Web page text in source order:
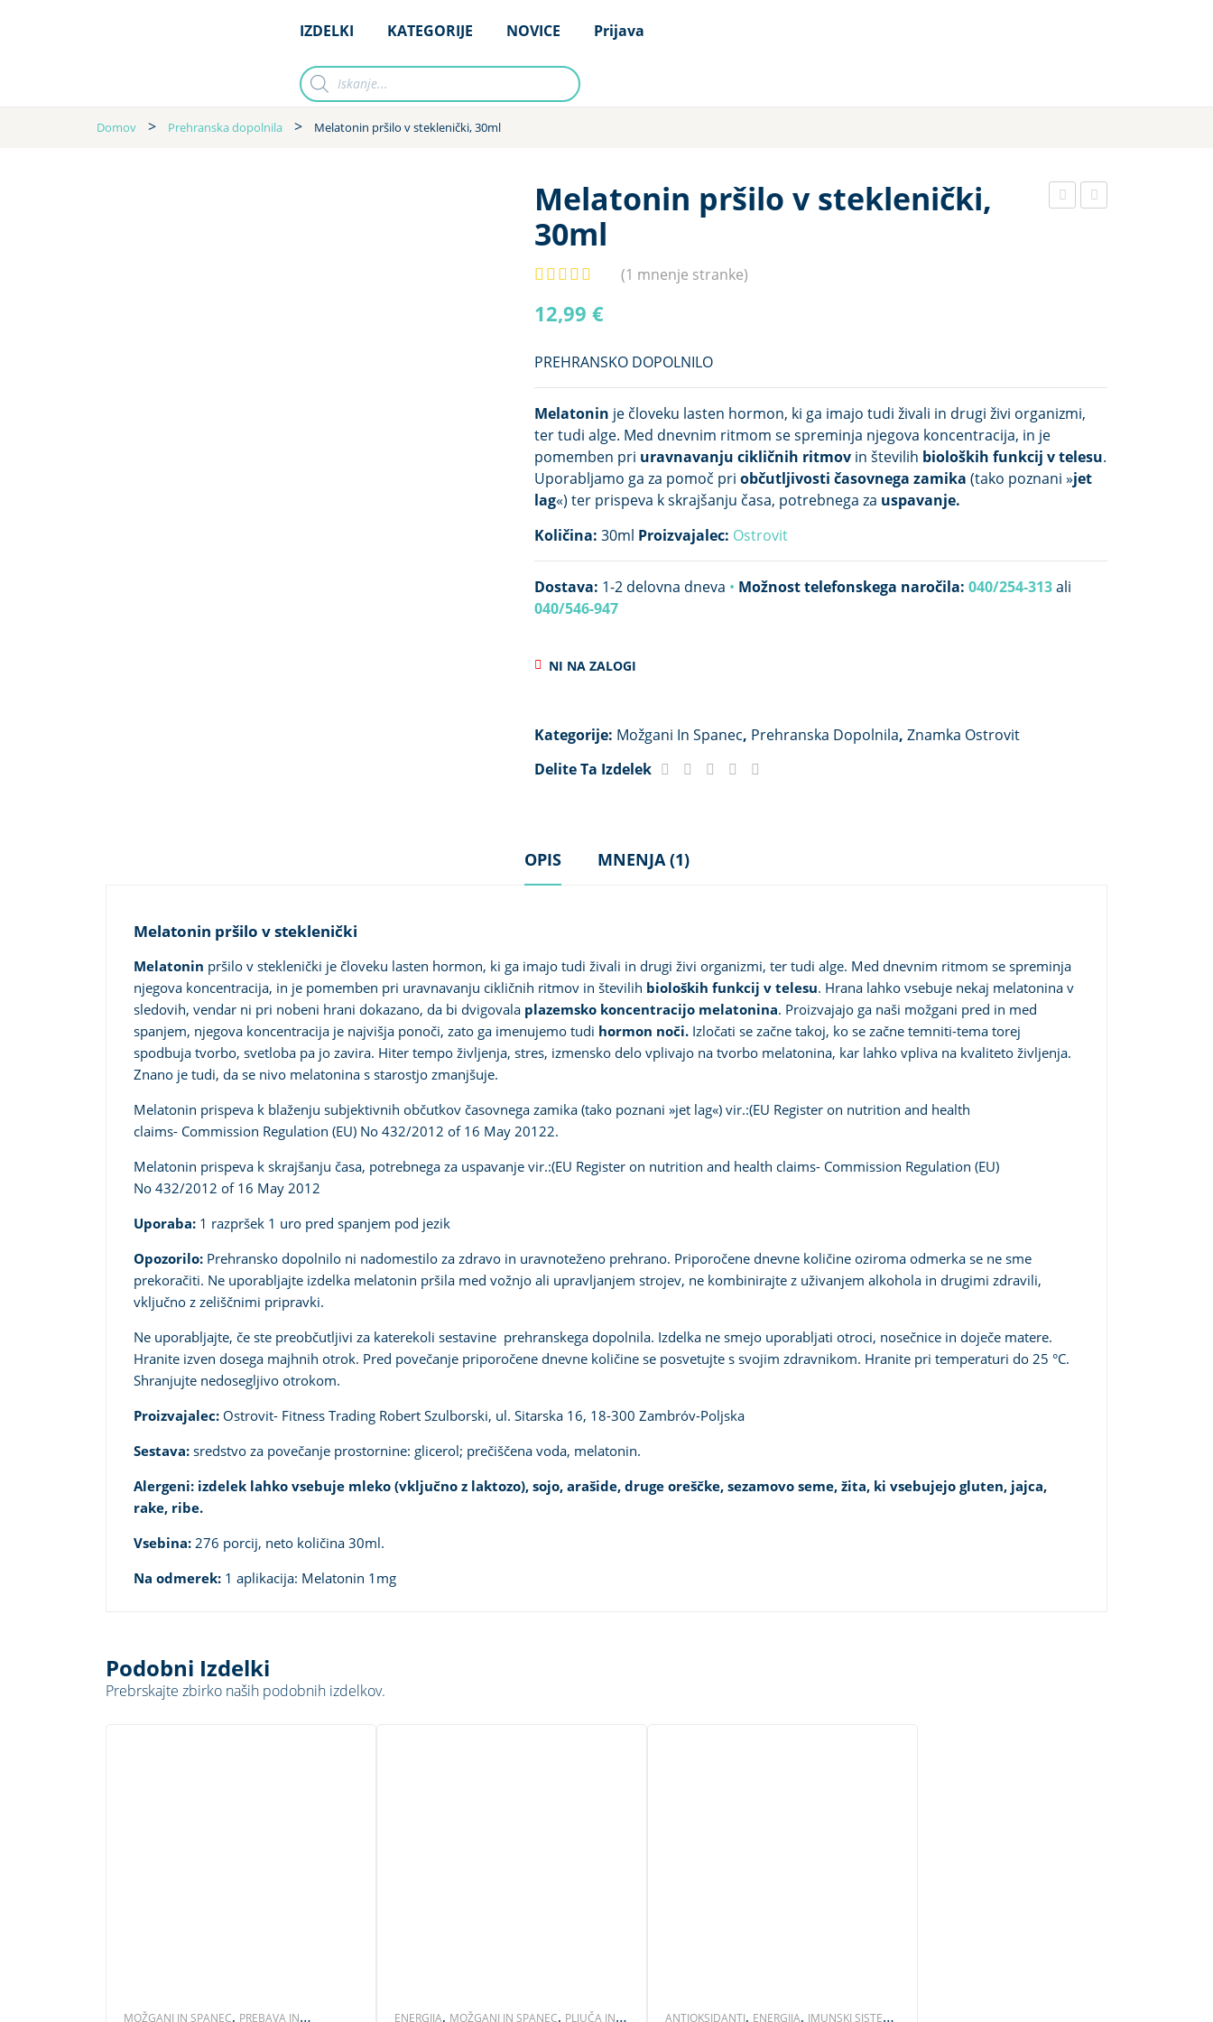
IZDELKI KATEGORIJE NOVICE Prijava
IZDELKI KATEGORIJE
Domov Prehranska dopolnila Melatonin pršilo v steklenički, 30ml
90
kap
sul
Melatonin pršilo v steklenički,
30ml
(1 mnenje stranke)
12,99 €
PREHRANSKO DOPOLNILO
Melatonin je človeku lasten hormon, ki ga imajo tudi živali in drugi živi organizmi,
ter tudi alge. Med dnevnim ritmom se spreminja njegova koncentracija, in je
pomemben pri uravnavanju cikličnih ritmov in številih bioloških funkcij v telesu.
Uporabljamo ga za pomoč pri občutljivosti časovnega zamika (tako poznani »jet
lag«) ter prispeva k skrajšanju časa, potrebnega za uspavanje.
Količina: 30ml Proizvajalec: Ostrovit
Dostava: 1-2 delovna dneva • Možnost telefonskega naročila: 040/254-313ali
040/546-947
NI NA ZALOGI
Kategorije: Možgani In Spanec, Prehranska Dopolnila, Znamka Ostrovit
Delite Ta Izdelek
OPIS MNENJA (1)
Melatonin pršilo v steklenički
Melatonin pršilo v steklenički je človeku lasten hormon, ki ga imajo tudi živali in drugi živi organizmi, ter tudi alge. Med dnevnim ritmom se spreminja
njegova koncentracija, in je pomemben pri uravnavanju cikličnih ritmov in številih bioloških funkcij v telesu. Hrana lahko vsebuje nekaj melatonina v
sledovih, vendar ni pri nobeni hrani dokazano, da bi dvigovala plazemsko koncentracijo melatonina. Proizvajajo ga naši možgani pred in med
spanjem, njegova koncentracija je najvišja ponoči, zato ga imenujemo tudi hormon noči. Izločati se začne takoj, ko se začne temniti-tema torej
spodbuja tvorbo, svetloba pa jo zavira. Hiter tempo življenja, stres, izmensko delo vplivajo na tvorbo melatonina, kar lahko vpliva na kvaliteto življenja.
Znano je tudi, da se nivo melatonina s starostjo zmanjšuje.
Melatonin prispeva k blaženju subjektivnih občutkov časovnega zamika (tako poznani »jet lag«) vir.:(EU Register on nutrition and health
claims- Commission Regulation (EU) No 432/2012 of 16 May 20122.
Melatonin prispeva k skrajšanju časa, potrebnega za uspavanje vir.:(EU Register on nutrition and health claims- Commission Regulation (EU)
No 432/2012 of 16 May 2012
Uporaba: 1 razpršek 1 uro pred spanjem pod jezik
Opozorilo: Prehransko dopolnilo ni nadomestilo za zdravo in uravnoteženo prehrano. Priporočene dnevne količine oziroma odmerka se ne sme
prekoračiti. Ne uporabljajte izdelka melatonin pršila med vožnjo ali upravljanjem strojev, ne kombinirajte z uživanjem alkohola in drugimi zdravili,
vključno z zeliščnimi pripravki.
Ne uporabljajte, če ste preobčutljivi za katerekoli sestavine prehranskega dopolnila. Izdelka ne smejo uporabljati otroci, nosečnice in doječe matere.
Hranite izven dosega majhnih otrok. Pred povečanje priporočene dnevne količine se posvetujte s svojim zdravnikom. Hranite pri temperaturi do 25 °C.
Shranjujte nedosegljivo otrokom.
Proizvajalec: Ostrovit- Fitness Trading Robert Szulborski, ul. Sitarska 16, 18-300 Zambróv-Poljska
Sestava: sredstvo za povečanje prostornine: glicerol; prečiščena voda, melatonin.
Alergeni: izdelek lahko vsebuje mleko (vključno z laktozo), sojo, arašide, druge oreščke, sezamovo seme, žita, ki vsebujejo gluten, jajca,
rake, ribe.
Vsebina: 276 porcij, neto količina 30ml.
Na odmerek: 1 aplikacija: Melatonin 1mg
Podobni Izdelki
Prebrskajte zbirko naših podobnih izdelkov.
MOŽGANI IN SPANEC, PREBAVA IN
ENERGIJA, MOŽGANI IN SPANEC, PLJUČA IN
ANTIOKSIDANTI, ENERGIJA, IMUNSKI SISTEM,